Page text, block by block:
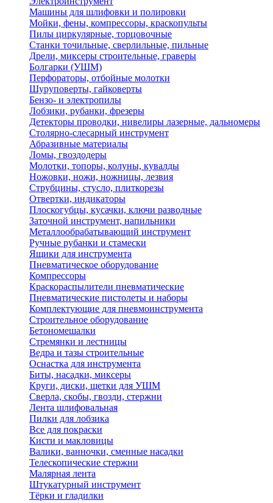
Машины для шлифовки и полировки
Мойки, фены, компрессоры, краскопульты
Пилы циркулярные, торцовочные
Станки точильные, сверлильные, пильные
Дрели, миксеры строительные, граверы
Болгарки (УШМ)
Перфораторы, отбойные молотки
Шуруповерты, гайковерты
Бензо- и электропилы
Лобзики, рубанки, фрезеры
Детекторы проводки, нивелиры лазерные, дальномеры
Столярно-слесарный инструмент
Абразивные материалы
Ломы, гвоздодеры
Молотки, топоры, колуны, кувалды
Ножовки, ножи, ножницы, лезвия
Струбцины, стусло, плиткорезы
Отвертки, индикаторы
Плоскогубцы, кусачки, ключи разводные
Заточной инструмент, напильники
Металлообрабатывающий инструмент
Ручные рубанки и стамески
Ящики для инструмента
Пневматическое оборудование
Компрессоры
Краскораспылители пневматические
Пневматические пистолеты и наборы
Комплектующие для пневмоинструмента
Строительное оборудование
Бетономешалки
Стремянки и лестницы
Ведра и тазы строительные
Оснастка для инструмента
Биты, насадки, миксеры
Круги, диски, щетки для УШМ
Сверла, скобы, гвозди, стержни
Лента шлифовальная
Пилки для лобзика
Все для покраски
Кисти и макловицы
Валики, ванночки, сменные насадки
Телескопические стержни
Малярная лента
Штукатурный инструмент
Тёрки и гладилки